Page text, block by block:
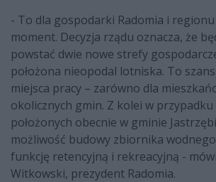
- To dla gospodarki Radomia i
moment. Decyzja rządu oznacza, że
powstać dwie nowe strefy
położona nieopodal lotniska. To
miejsca pracy – zarówno dla
okolicznych gmin. Z kolei w
położonych obecnie w gminie
możliwość budowy zbiornika wodnego
funkcję retencyjną i rekreacyjną - mówi
Witkowski, prezydent Radomia.